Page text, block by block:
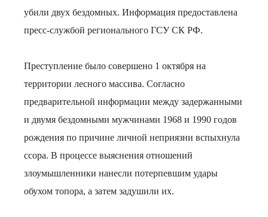
убили двух бездомных. Информация предоставлена
пресс-службой регионального ГСУ СК РФ.
Преступление было совершено 1 октября на
территории лесного массива. Согласно
предварительной информации между задержанными
и двумя бездомными мужчинами 1968 и 1990 годов
рождения по причине личной неприязни вспыхнула
ссора. В процессе выяснения отношений
злоумышленники нанесли потерпевшим удары
обухом топора, а затем задушили их.